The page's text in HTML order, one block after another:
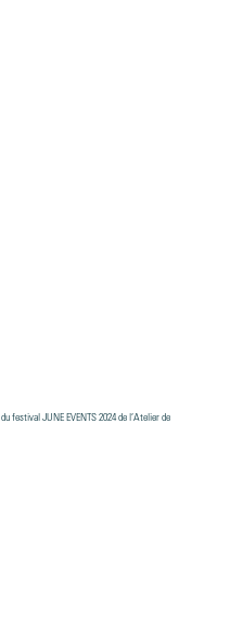
festival JUNE EVENTS 2024 de l’Atelier de